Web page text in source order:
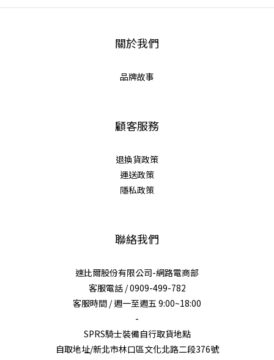
關於我們
品牌故事
顧客服務
退換貨政策
運送政策
隱私政策
聯絡我們
速比爾股份有限公司-網路電商部
客服電話 / 0909-499-782
客服時間 / 週一至週五 9:00~18:00
-
SPRS騎士裝備自行取貨地點
自取地址/新北市林口區文化北路二段376號